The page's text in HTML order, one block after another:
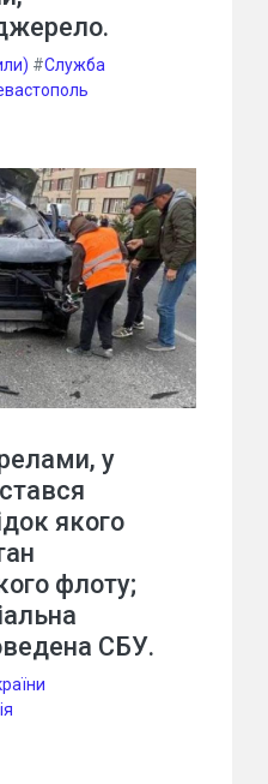
#Служба
у
якого
флоту;
СБУ.